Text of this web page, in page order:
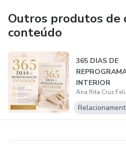
da Alma — uma abordagem que
integrava emoção, corpo e energia.
Mas com o tempo, a prática
de muitas pessoas, percebi que
longe.
Ir além da escuta.
Ir além da consciência.
Outros produtos de
conteúdo
365 DIAS DE
INTERIOR